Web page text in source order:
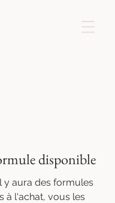
disponible
y aura des formules
à l'achat, vous les